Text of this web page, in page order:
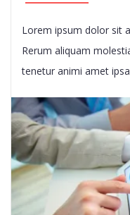
Lorem ipsum dolor sit
Rerum aliquam
tenetur animi amet ipsa